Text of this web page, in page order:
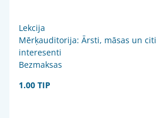
Lekcija
Mērķauditorija: Ārsti, māsas un citi
interesenti
Bezmaksas
1.00 TIP